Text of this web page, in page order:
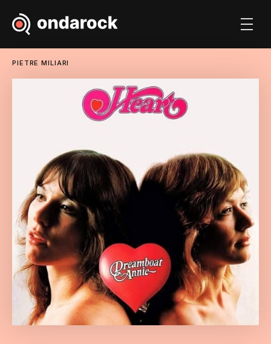
PIETRE MILIARI